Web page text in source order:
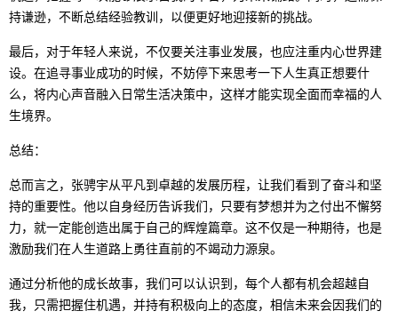
持谦逊，不断总结经验教训，以便更好地迎接新的挑战。
最后，对于年轻人来说，不仅要关注事业发展，也应注重内心世界建
设。在追寻事业成功的时候，不妨停下来思考一下人生真正想要什
么，将内心声音融入日常生活决策中，这样才能实现全面而幸福的人
生境界。
总结：
总而言之，张骋宇从平凡到卓越的发展历程，让我们看到了奋斗和坚
持的重要性。他以自身经历告诉我们，只要有梦想并为之付出不懈努
力，就一定能创造出属于自己的辉煌篇章。这不仅是一种期待，也是
激励我们在人生道路上勇往直前的不竭动力源泉。
通过分析他的成长故事，我们可以认识到，每个人都有机会超越自
我，只需把握住机遇，并持有积极向上的态度，相信未来会因我们的